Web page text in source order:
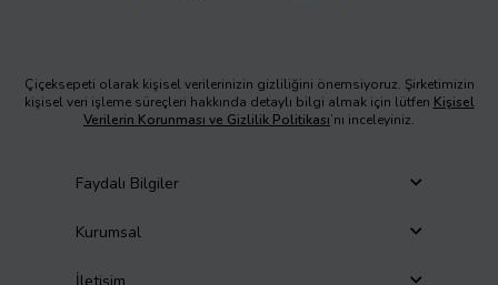
Çiçeksepeti olarak kişisel verilerinizin gizliliğini önemsiyoruz. Şirketimizin
kişisel veri işleme süreçleri hakkında detaylı bilgi almak için lütfen Kişisel
Verilerin Korunması ve Gizlilik Politikası’nı inceleyiniz.
Faydalı Bilgiler
Kurumsal